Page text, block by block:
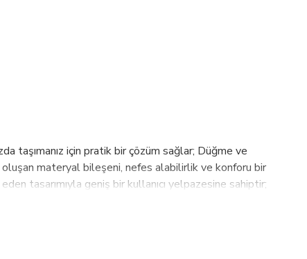
taşımanız için pratik bir çözüm sağlar; Düğme ve
oluşan materyal bileşeni, nefes alabilirlik ve konforu bir
tasarımıyla geniş bir kullanıcı yelpazesine sahiptir;